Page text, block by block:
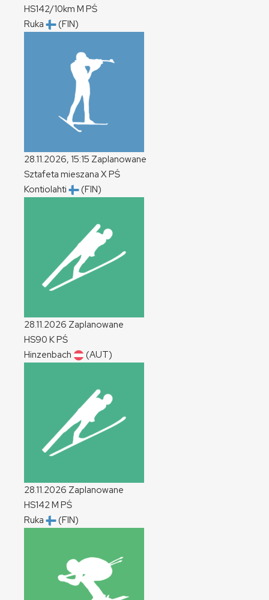
HS142/10km M PŚ
Ruka
(FIN)
28.11.2026, 15:15 Zaplanowane
Sztafeta mieszana XPŚ
Kontiolahti
(FIN)
28.11.2026 Zaplanowane
HS90 KPŚ
Hinzenbach
(AUT)
28.11.2026 Zaplanowane
HS142M PŚ
Ruka
(FIN)